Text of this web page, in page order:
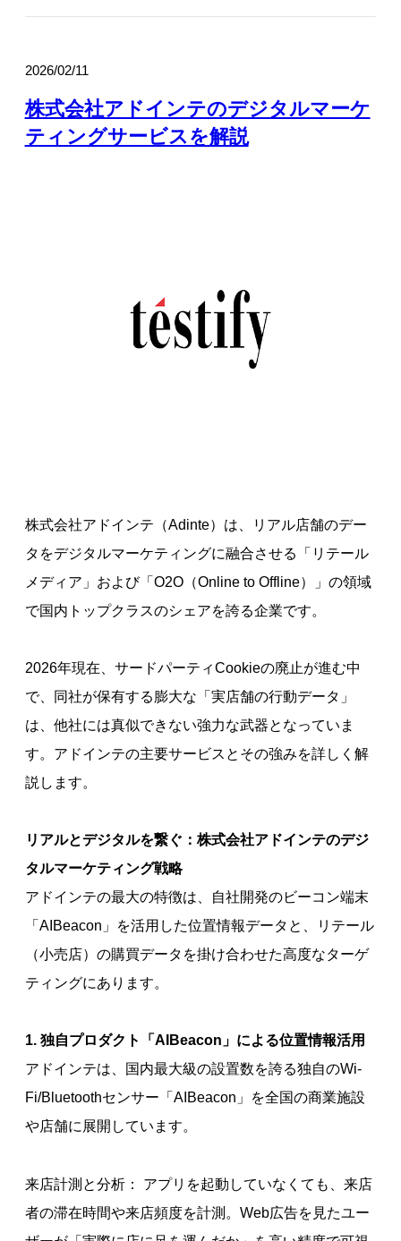
2026/02/11
株式会社アドインテのデジタルマーケ
ティングサービスを解説
株式会社アドインテ（Adinte）は、リアル店舗のデー
タをデジタルマーケティングに融合させる「リテール
メディア」および「O2O（Online to Offline）」の領域
で国内トップクラスのシェアを誇る企業です。
2026年現在、サードパーティCookieの廃止が進む中
で、同社が保有する膨大な「実店舗の行動データ」
は、他社には真似できない強力な武器となっていま
す。アドインテの主要サービスとその強みを詳しく解
説します。
リアルとデジタルを繋ぐ：株式会社アドインテのデジ
タルマーケティング戦略
アドインテの最大の特徴は、自社開発のビーコン端末
「AIBeacon」を活用した位置情報データと、リテール
（小売店）の購買データを掛け合わせた高度なターゲ
ティングにあります。
1. 独自プロダクト「AIBeacon」による位置情報活用
アドインテは、国内最大級の設置数を誇る独自のWi-
Fi/Bluetoothセンサー「AIBeacon」を全国の商業施設
や店舗に展開しています。
来店計測と分析： アプリを起動していなくても、来店
者の滞在時間や来店頻度を計測。Web広告を見たユー